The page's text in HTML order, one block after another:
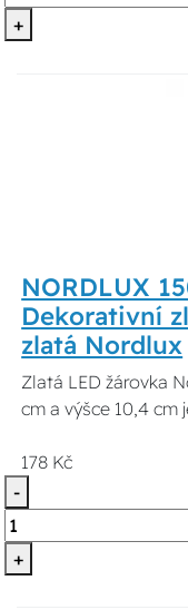
+
NORDLUX
Dekorativní
zlatá Nordlux
Zlatá LED žárovka
cm a výšce 10,4
178 Kč
-
+